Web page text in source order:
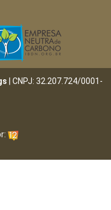
| CNPJ: 32.207.724/0001-